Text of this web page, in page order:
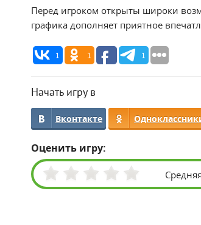
Перед игроком открыты широки
графика дополняет приятное
1 1 1
Начать игру в
Вконтакте
Оценить игру: